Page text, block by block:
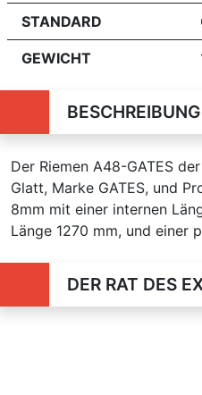
STANDARD
GEWICHT
BESCHREIBUNG
Der Riemen A48-GATES
Glatt, Marke GATES, und
8mm mit einer internen
Länge 1270 mm, und einer
DER RAT DES